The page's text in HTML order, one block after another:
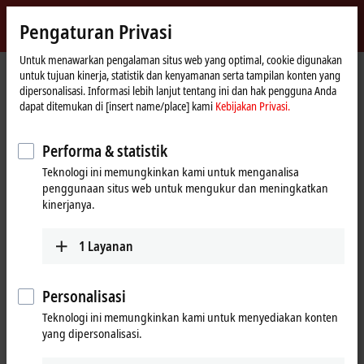
Beckhoff
-
New
Automation
Technology
BerandaPerusahaan
Berita
Tutorial: TwinCAT 3 C++ | A first TwinCAT 3 C++ project
Saat Anda mengklik "Terima", kami menampilkan video dan
menyesuaikan pengaturan privasi; konten eksternal dari Video
dimuat selama proses ini. Silakan lihat di sini untuk Kebijakan
Mar 11, 2024
Pengaturan Privasi
Untuk menawarkan pengalaman situs web yang optimal, cookie digunakan
untuk tujuan kinerja, statistik dan kenyamanan serta tampilan konten yang
dipersonalisasi. Informasi lebih lanjut tentang ini dan hak pengguna Anda
dapat ditemukan di [insert name/place] kami Kebijakan Privasi.
Performa & statistik
Teknologi ini memungkinkan kami untuk menganalisa
penggunaan situs web untuk mengukur dan meningkatkan
kinerjanya.
1 Layanan
Personalisasi
Teknologi ini memungkinkan kami untuk menyediakan konten
yang dipersonalisasi.